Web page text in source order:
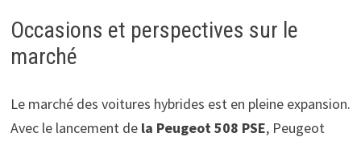
Occasions et perspectives sur le
marché
Le marché des voitures hybrides est en pleine expansion.
Avec le lancement dela Peugeot 508 PSE, Peugeot